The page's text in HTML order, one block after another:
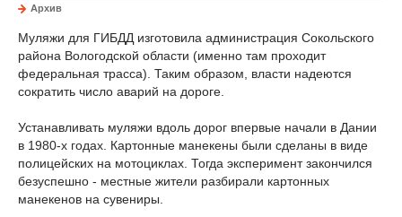
Архив
Муляжи для ГИБДД изготовила администрация Сокольского
района Вологодской области (именно там проходит
федеральная трасса). Таким образом, власти надеются
сократить число аварий на дороге.
Устанавливать муляжи вдоль дорог впервые начали в Дании
в 1980-х годах. Картонные манекены были сделаны в виде
полицейских на мотоциклах. Тогда эксперимент закончился
безуспешно - местные жители разбирали картонных
манекенов на сувениры.